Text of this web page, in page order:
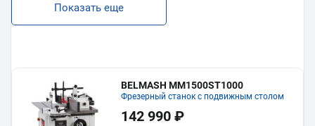
Показать еще
BELMASH MM1500ST1000
Фрезерный станок с подвижным столом
142 990 ₽